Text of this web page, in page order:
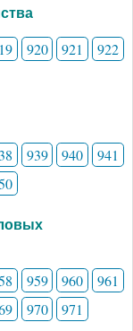
920 921
922
939 940
941
959 960
961
970 971